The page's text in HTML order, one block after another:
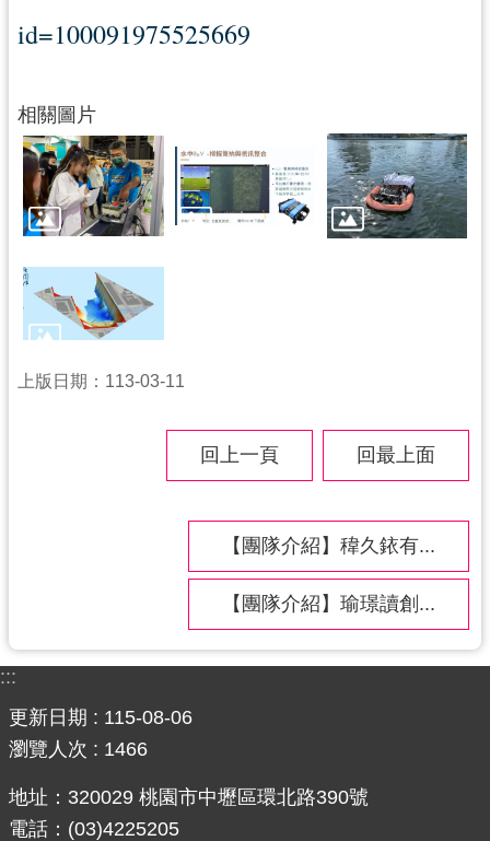
id=100091975525669
相關圖片
上版日期：113-03-11
回上一頁 回最上面
【團隊介紹】稦久銥有...
【團隊介紹】瑜璟讀創...
:::
更新日期
115-08-06
瀏覽人次
1466
地址：320029 桃園市中壢區環北路390號
電話：(03)4225205